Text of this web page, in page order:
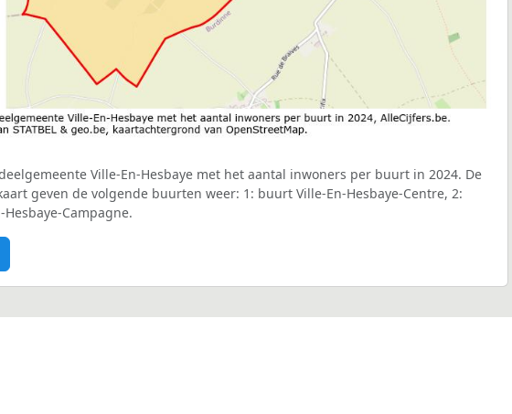
Ville-En-Hesbaye met het aantal inwoners per buurt in 2024. De
geven de volgende buurten weer: 1: buurt Ville-En-Hesbaye-Centre, 2:
Campagne.